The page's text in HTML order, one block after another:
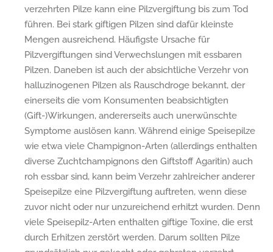
verzehrten Pilze kann eine Pilzvergiftung bis zum Tod
führen. Bei stark giftigen Pilzen sind dafür kleinste
Mengen ausreichend. Häufigste Ursache für
Pilzvergiftungen sind Verwechslungen mit essbaren
Pilzen. Daneben ist auch der absichtliche Verzehr von
halluzinogenen Pilzen als Rauschdroge bekannt, der
einerseits die vom Konsumenten beabsichtigten
(Gift-)Wirkungen, andererseits auch unerwünschte
Symptome auslösen kann. Während einige Speisepilze
wie etwa viele Champignon-Arten (allerdings enthalten
diverse Zuchtchampignons den Giftstoff Agaritin) auch
roh essbar sind, kann beim Verzehr zahlreicher anderer
Speisepilze eine Pilzvergiftung auftreten, wenn diese
zuvor nicht oder nur unzureichend erhitzt wurden. Denn
viele Speisepilz-Arten enthalten giftige Toxine, die erst
durch Erhitzen zerstört werden. Darum sollten Pilze